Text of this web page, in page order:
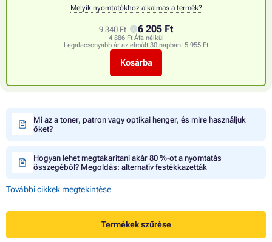
Melyik nyomtatókhoz alkalmas a termék?
9 340 Ft 6 205 Ft
4 886 Ft Áfa nélkül
Legalacsonyabb ár az elmúlt 30 napban: 5 955 Ft
Kosárba
Mi az a toner, patron vagy optikai henger, és mire használjuk
őket?
Hogyan lehet megtakarítani akár 80 %-ot a nyomtatás
összegéből? Megoldás: alternatív festékkazetták
További cikkek megtekintése
Termékek szűrése